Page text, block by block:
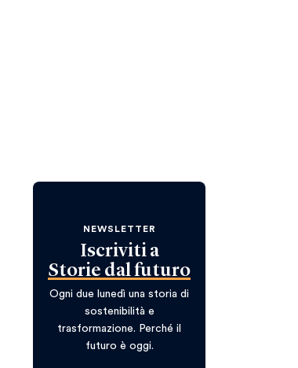
NEWSLETTER
Iscriviti a
Storie dal futuro
Ogni due lunedì una storia di
sostenibilità e
trasformazione. Perché il
futuro è oggi.